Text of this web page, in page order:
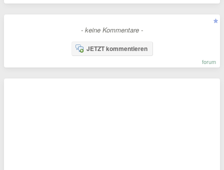
- keine Kommentare -
JETZT kommentieren
forum